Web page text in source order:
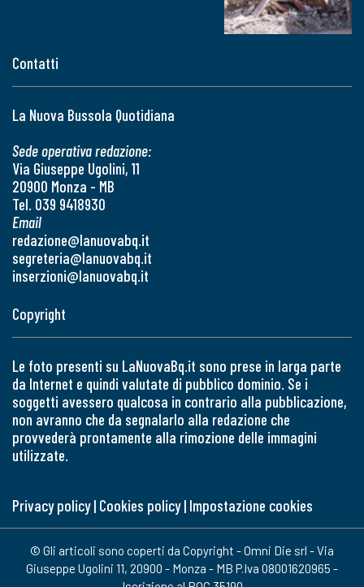
Contatti
La Nuova Bussola Quotidiana
Sede operativa redazione:
Via Giuseppe Ugolini, 11
20900 Monza - MB
Tel. 039 9418930
Email
redazione@lanuovabq.it
segreteria@lanuovabq.it
inserzioni@lanuovabq.it
Copyright
Le foto presenti su LaNuovaBq.it sono prese in larga parte
da Internet e quindi valutate di pubblico dominio. Se i
soggetti avessero qualcosa in contrario alla pubblicazione,
non avranno che da segnalarlo alla redazione che
provvederà prontamente alla rimozione delle immagini
utilizzate.
Privacy policy| Cookies policy| Impostazione cookies
© Gli articoli sono coperti da Copyright - Omni Die srl - Via
Giuseppe Ugolini 11, 20900 - Monza - MB P.Iva 08001620965 -